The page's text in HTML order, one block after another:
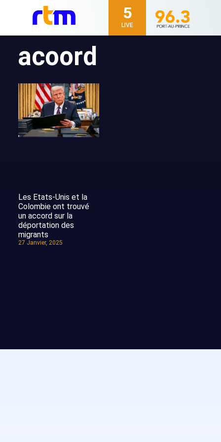
5
LIVE
acoord
Les Etats-Unis et la
Colombie ont trouvé
un accord sur la
déportation des
migrants
27 Janvier, 2025